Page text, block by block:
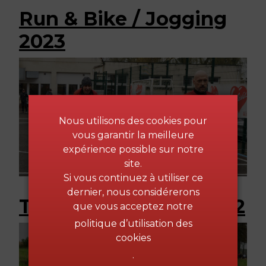
Run & Bike / Jogging
2023
2023
Trail du Tronquoy 2022
Nous utilisons des cookies pour
vous garantir la meilleure
expérience possible sur notre
site.
Si vous continuez à utiliser ce
dernier, nous considérerons
que vous acceptez notre
politique d’utilisation des
cookies
.